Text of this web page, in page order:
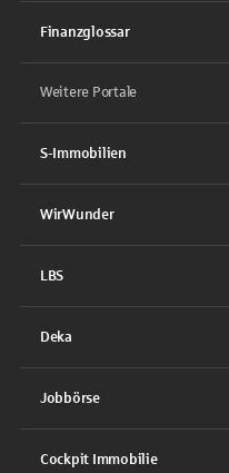
Finanzglossar
Weitere Portale
S-Immobilien
WirWunder
LBS
Deka
Jobbörse
Cockpit Immobilie